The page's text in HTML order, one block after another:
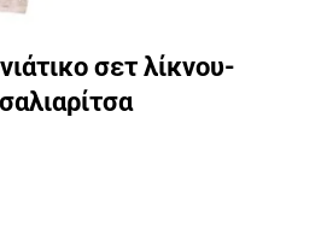
σετ λίκνου-
λίκνου-καλαθούνας με σαλιαρίτσα